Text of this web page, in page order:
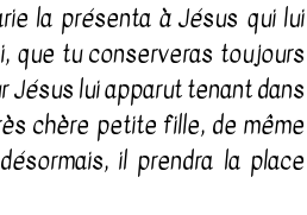
la présenta à Jésus qui lui
que tu conserveras toujours
Jésus lui apparut tenant dans
chère petite fille, de même
il prendra la place